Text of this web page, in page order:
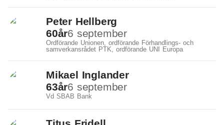
Peter Hellberg
60år6 september
Ordförande Unionen, ordförande Förhandlings- och
samverkansrådet PTK, ordförande UNI Europa
Mikael Inglander
63år6 september
Vd SBAB Bank